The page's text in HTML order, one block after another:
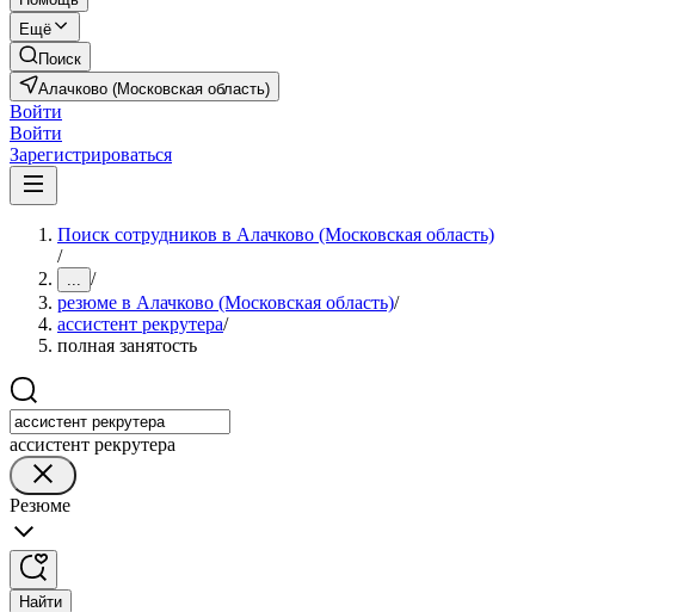
Ещё
Поиск
Алачково (Московская область)
Войти
Войти
Зарегистрироваться
Поиск сотрудников в Алачково (Московская область)
/
... /
резюме в Алачково (Московская область)/
ассистент рекрутера/
полная занятость
ассистент рекрутера
Резюме
Найти